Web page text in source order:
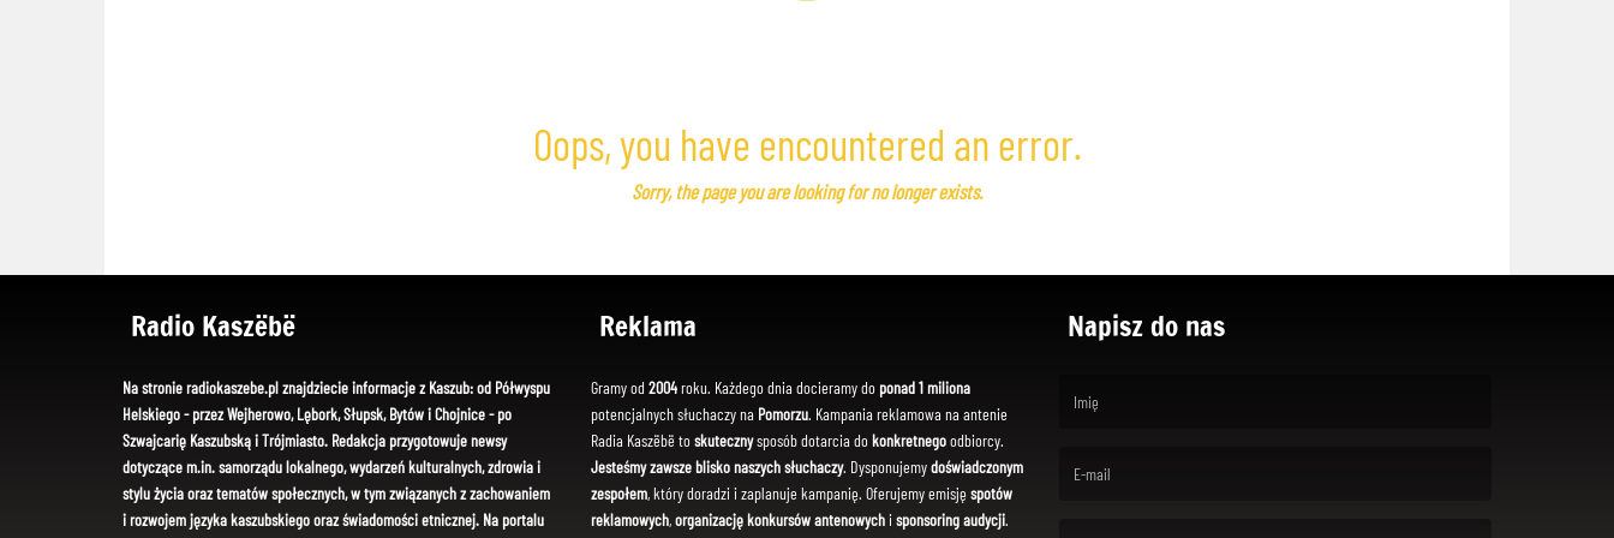
Oops, you have encountered an error.
Sorry, the page you are looking for no longer exists.
Radio Kaszëbë
Na stronie radiokaszebe.pl znajdziecie informacje z Kaszub: od Półwyspu
Helskiego - przez Wejherowo, Lębork, Słupsk, Bytów i Chojnice - po
Szwajcarię Kaszubską i Trójmiasto. Redakcja przygotowuje newsy
dotyczące m.in. samorządu lokalnego, wydarzeń kulturalnych, zdrowia i
stylu życia oraz tematów społecznych, w tym związanych z zachowaniem
i rozwojem języka kaszubskiego oraz świadomości etnicznej. Na portalu
Reklama
Gramy od 2004roku. Każdego dnia docieramy do ponad 1 miliona
potencjalnych słuchaczy na Pomorzu. Kampania reklamowa na antenie
Radia Kaszëbë toskutecznysposób dotarcia dokonkretnegoodbiorcy.
Jesteśmy zawsze blisko naszych słuchaczy. Dysponujemydoświadczonym
zespołem, który doradzi i zaplanuje kampanię. Oferujemy emisję spotów
reklamowych,organizację konkursów antenowychi sponsoring audycji.
Napisz do nas